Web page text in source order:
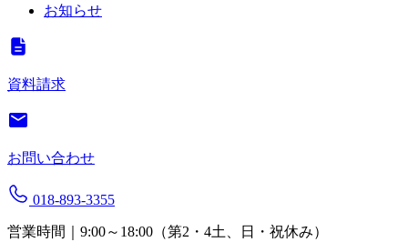
お知らせ
資料請求
お問い合わせ
018-893-3355
営業時間｜9:00～18:00（第2・4土、日・祝休み）